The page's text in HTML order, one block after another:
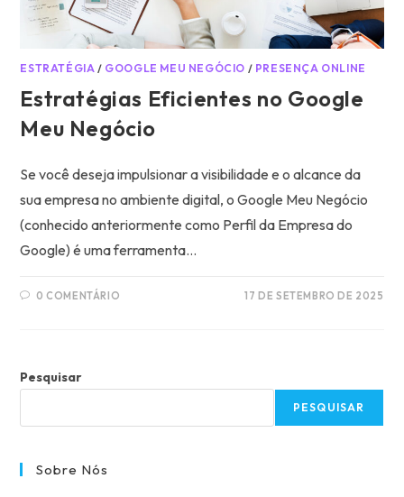
ESTRATÉGIA / GOOGLE MEU NEGÓCIO / PRESENÇA ONLINE
Estratégias Eficientes no Google
Meu Negócio
Se você deseja impulsionar a visibilidade e o alcance da
sua empresa no ambiente digital, o Google Meu Negócio
(conhecido anteriormente como Perfil da Empresa do
Google) é uma ferramenta…
0 COMENTÁRIO 17 DE SETEMBRO DE 2025
Pesquisar
PESQUISAR
Sobre Nós